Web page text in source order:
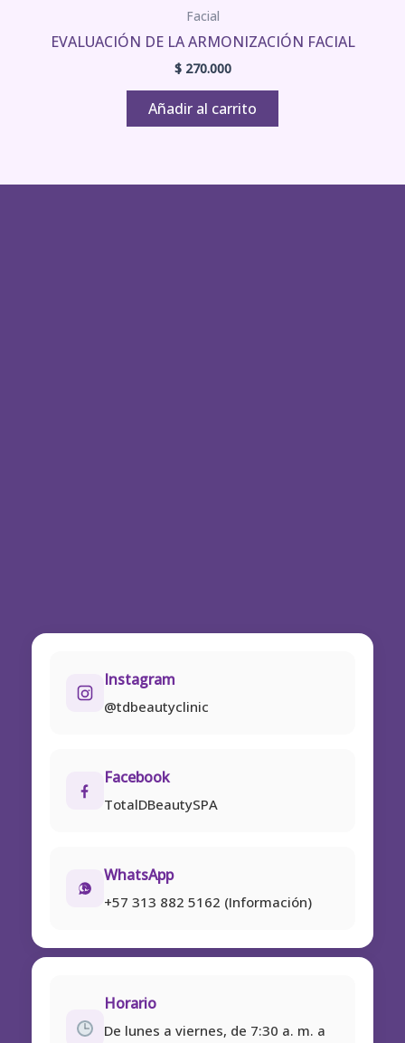
Facial
EVALUACIÓN DE LA ARMONIZACIÓN FACIAL
$270.000
Añadir al carrito
Instagram
@tdbeautyclinic
Facebook
TotalDBeautySPA
WhatsApp
+57 313 882 5162 (Información)
Horario
De lunes a viernes, de 7:30 a. m. a